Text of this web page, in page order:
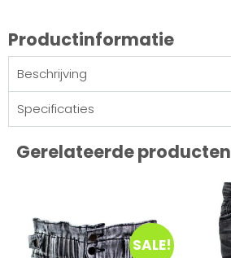
Productinformatie
Beschrijving
Specificaties
Gerelateerde producten
SALE!